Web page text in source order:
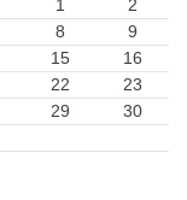
1
2
8
9
15
16
22
23
29
30